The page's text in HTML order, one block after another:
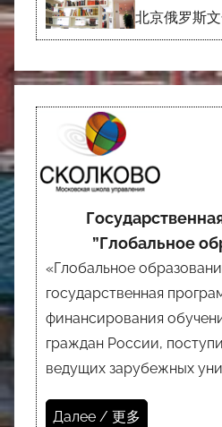
北京俄罗斯
”Глобальное
«Глобальное
государственная
финансирования
граждан России,
ведущих зарубежных
Далее / 更多